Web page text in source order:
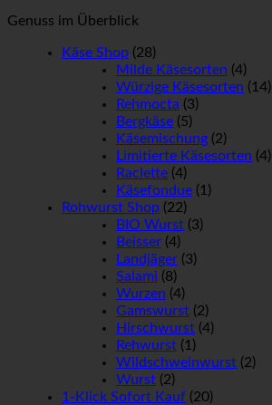
Genuss im Überblick
Käse Shop (28)
Milde Käsesorten (4)
Würzige Käsesorten (14)
Rehmocta (3)
Bergkäse (5)
Käsemischung (2)
Limitierte Käsesorten (4)
Raclette (4)
Käsefondue (1)
Rohwurst Shop (22)
BIO Wurst (3)
Beisser (4)
Landjäger (3)
Salami (8)
Wurzen (4)
Gamswurst (2)
Hirschwurst (4)
Rehwurst (1)
Wildschweinwurst (2)
Wurst (2)
1-Klick Sofort Kauf (20)